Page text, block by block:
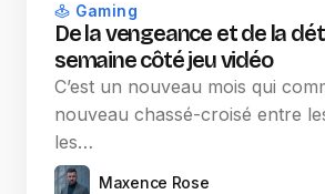
Gaming
De la vengeance et de la
semaine côté jeu vidéo
C’est un nouveau mois qui
nouveau chassé-croisé entre
les…
Maxence Rose